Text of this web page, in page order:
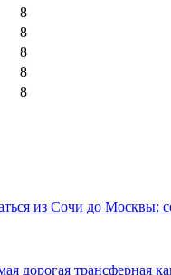
8
8
8
8
8
из Сочи до Москвы:
дорогая трансферная